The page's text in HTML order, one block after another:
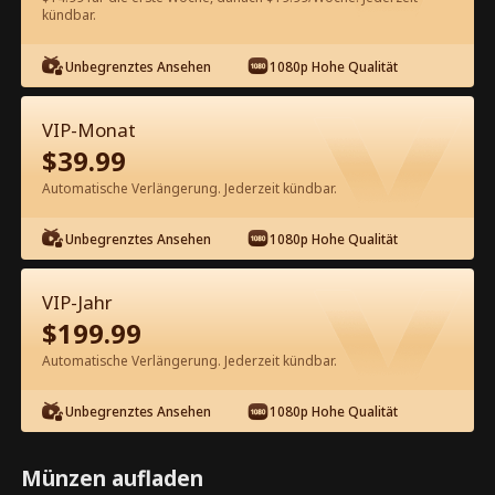
60 Jetzt entsperren
Kostenlos in der App ansehen
Episode 47 - Geheime Erbin:
Blitzheirat mit dem CEO Kompletter
Film
1-50 51-70
46 47 48 49 50
kündbar.
Unbegrenztes Ansehen 1080p Hohe Qualität
VIP-Monat
$39.99
Automatische Verlängerung. Jederzeit kündbar.
Unbegrenztes Ansehen 1080p Hohe Qualität
VIP-Jahr
$199.99
Automatische Verlängerung. Jederzeit kündbar.
Unbegrenztes Ansehen 1080p Hohe Qualität
Münzen aufladen